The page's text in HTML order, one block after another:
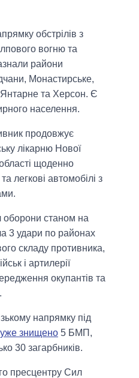
обстрілів з
вогню та
райони
Монастирське,
та Херсон. Є
населення.
продовжує
лікарню Нової
щоденно
легкові автомобілі з
оборони станом на
3 удари по районах
складу противника,
і артилерії
окупантів та
напрямку під
уже знищено 5 БМП,
30 загарбників.
пресцентру Сил